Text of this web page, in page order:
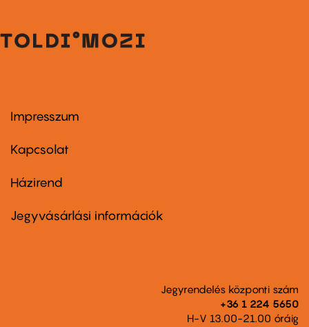
Footer
first
Impresszum
Kapcsolat
Footer
second
Házirend
Jegyvásárlási információk
Jegyrendelés központi szám
+36 1 224 5650
H-V 13.00-21.00 óráig